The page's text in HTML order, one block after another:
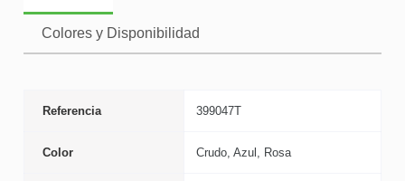
Colores y Disponibilidad
Referencia 399047T
Color Crudo, Azul, Rosa